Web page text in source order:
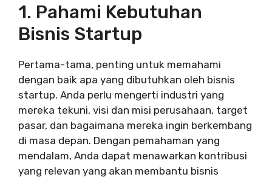
1. Pahami Kebutuhan
Bisnis Startup
Pertama-tama, penting untuk memahami
dengan baik apa yang dibutuhkan oleh bisnis
startup. Anda perlu mengerti industri yang
mereka tekuni, visi dan misi perusahaan, target
pasar, dan bagaimana mereka ingin berkembang
di masa depan. Dengan pemahaman yang
mendalam, Anda dapat menawarkan kontribusi
yang relevan yang akan membantu bisnis